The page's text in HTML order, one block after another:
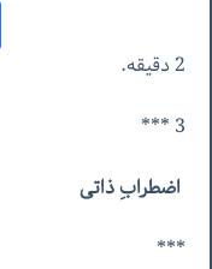
2 دقیقه.
3 ***
اضطرابِ ذاتی
***